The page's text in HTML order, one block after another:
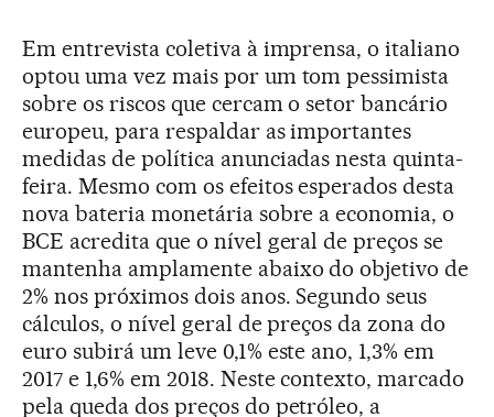
Em entrevista coletiva à imprensa, o italiano
optou uma vez mais por um tom pessimista
sobre os riscos que cercam o setor bancário
europeu, para respaldar as importantes
medidas de política anunciadas nesta quinta-
feira. Mesmo com os efeitos esperados desta
nova bateria monetária sobre a economia, o
BCE acredita que o nível geral de preços se
mantenha amplamente abaixo do objetivo de
2% nos próximos dois anos. Segundo seus
cálculos, o nível geral de preços da zona do
euro subirá um leve 0,1% este ano, 1,3% em
2017 e 1,6% em 2018. Neste contexto, marcado
pela queda dos preços do petróleo, a